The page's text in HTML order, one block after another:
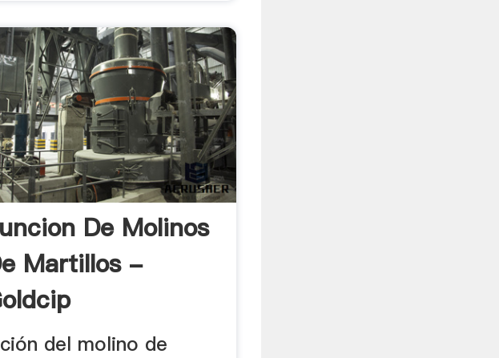
De Molinos
Martillos -
del molino de